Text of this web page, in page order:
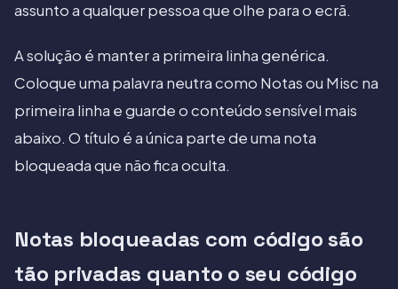
assunto a qualquer pessoa que olhe para o ecrã.
A solução é manter a primeira linha genérica.
Coloque uma palavra neutra como Notas ou Misc na
primeira linha e guarde o conteúdo sensível mais
abaixo. O título é a única parte de uma nota
bloqueada que não fica oculta.
Notas bloqueadas com código são
tão privadas quanto o seu código